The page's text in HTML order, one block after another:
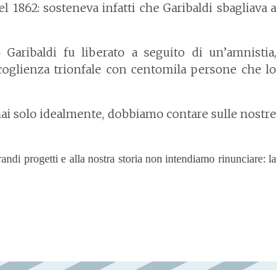
sosteneva infatti che Garibaldi sbagliava a
fu liberato a seguito di un’amnistia,
trionfale con centomila persone che lo
solo idealmente, dobbiamo contare sulle nostre
progetti e alla nostra storia non intendiamo rinunciare: la